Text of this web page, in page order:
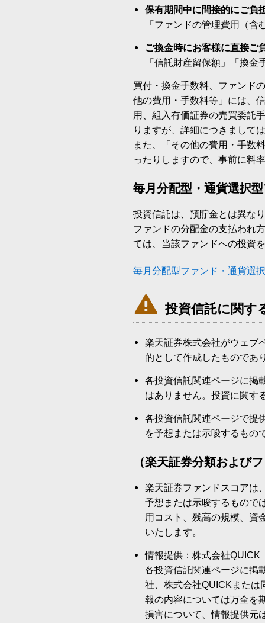
保有期間中に間接的にご負
「ファンドの管理費用（
ご換金時にお客様に直接ご
「信託財産留保額」「換
買付・換金手数料、ファンド
他の費用・手数料等」には、
用、組入有価証券の売買委託
りますが、詳細につきまして
また、「その他の費用・手数
ったりしますので、事前に料
毎月分配型・通貨選択
投資信託は、預貯金とは異な
ファンドの分配金の支払われ
ては、当該ファンドへの投資
毎月分配型ファンド・通貨選
 投資信託に関す
楽天証券株式会社がウェブ
的として作成したものであ
各投資信託関連ページに掲
はありません。投資に関す
各投資信託関連ページで提
を予想または示唆するもの
（楽天証券分類および
楽天証券ファンドスコアは
予想または示唆するもので
用コスト、残高の規模、資
いたします。
情報提供：株式会社QUICK
各投資信託関連ページに掲
社、株式会社QUICKまたは
報の内容については万全を
損害について、情報提供元